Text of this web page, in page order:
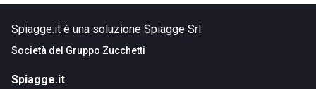
Spiagge.it è una soluzione Spiagge Srl
Società del Gruppo Zucchetti
Spiagge.it